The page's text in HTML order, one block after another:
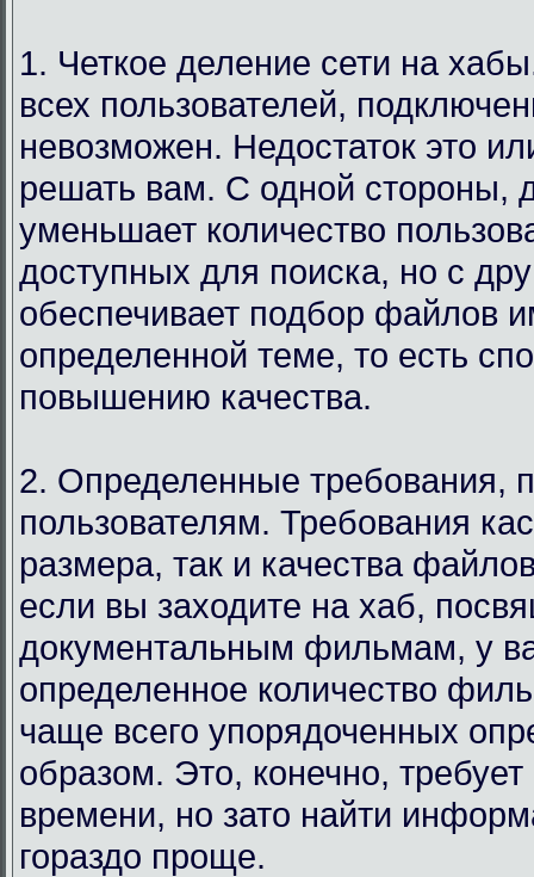
1. Четкое деление сети на
всех пользователей,
невозможен. Недостаток это
решать вам. С одной стороны,
уменьшает количество
доступных для поиска, но с
обеспечивает подбор файлов
определенной теме, то есть
повышению качества.
2. Определенные требования,
пользователям. Требования
размера, так и качества
если вы заходите на хаб,
документальным фильмам, у
определенное количество
чаще всего упорядоченных
образом. Это, конечно, требует
времени, но зато найти
гораздо проще.